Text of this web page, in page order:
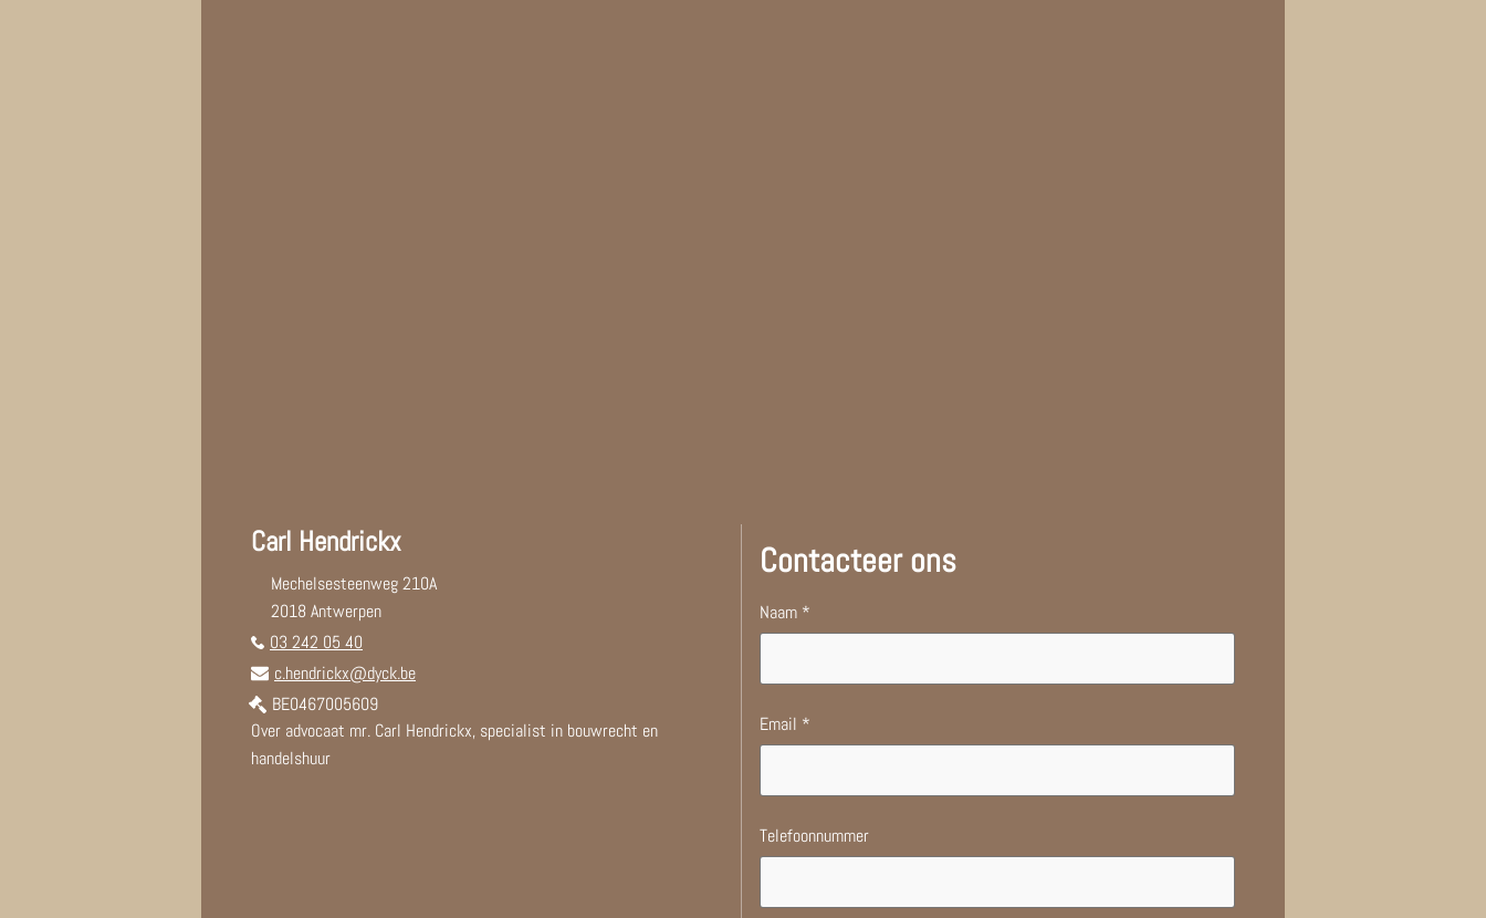
Carl Hendrickx
Mechelsesteenweg 210A
2018 Antwerpen
03 242 05 40
c.hendrickx@dyck.be
BE0467005609
Over advocaat mr. Carl Hendrickx, specialist in bouwrecht en
handelshuur
Contacteer ons
Naam
Email
Telefoonnummer